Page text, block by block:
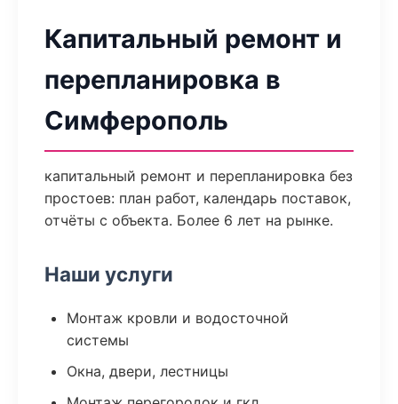
Капитальный ремонт и
перепланировка в
Симферополь
капитальный ремонт и перепланировка без
простоев: план работ, календарь поставок,
отчёты с объекта. Более 6 лет на рынке.
Наши услуги
Монтаж кровли и водосточной
системы
Окна, двери, лестницы